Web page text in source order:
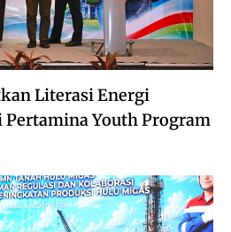
Literasi Energi
Youth Program